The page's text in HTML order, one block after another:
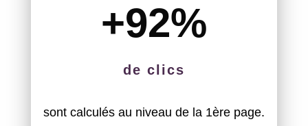
+92%
de clics
sont calculés au niveau de la 1ère page.